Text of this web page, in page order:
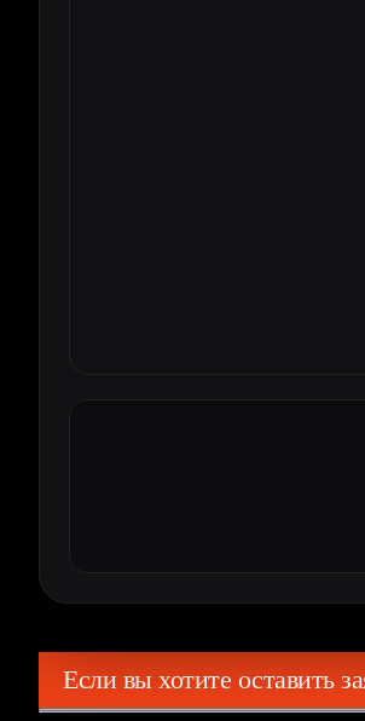
Если вы хотите оставить